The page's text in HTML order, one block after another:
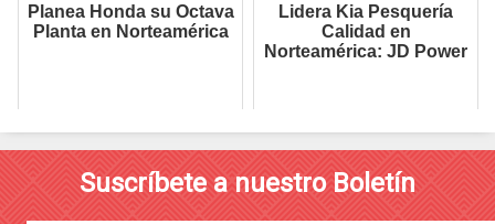
Planea Honda su Octava
Planta en Norteamérica
Lidera Kia Pesquería
Calidad en
Norteamérica: JD Power
Suscríbete a nuestro Boletín